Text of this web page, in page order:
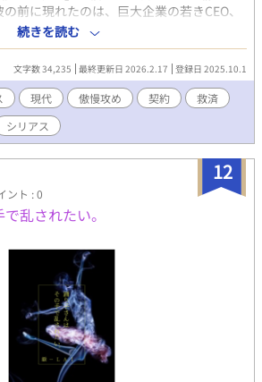
前に現れたのは、巨大企業の若きCEO、
い）。 傲慢で冷徹なその男は、湊の小さな
。 「君を買いに来た」―― 黎は亡き母が
再現させるため、湊が守りたい場所を盾
けた。 都心を見下ろす豪華な鳥籠に囚わ
か」と断じる黎と、利己主義を「心がな
しあう二人の魂は、香りを介して互いの
触れてしまい……。 これは、自己否定の
傲慢な王の絶対的なエゴが解き放つ、執
続きを読む
文字数 34,235 最終更新日 2026.2.17 登録日 2025.10.1
現代 傲慢攻め 契約
救済
シリアス
12
ント : 0
乱されたい。